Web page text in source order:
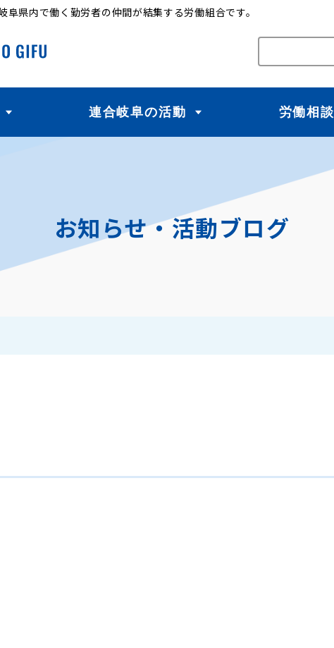
県内で働く勤労者の仲間が結集する労働組合です。
連合岐阜の活動 労働相談
お知らせ・活動ブログ